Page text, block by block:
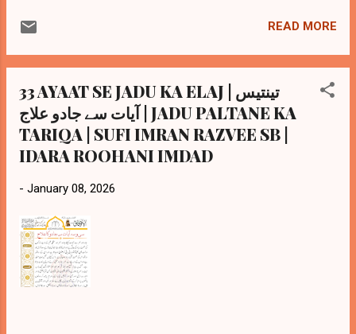
READ MORE
33 AYAAT SE JADU KA ELAJ | تینتیس
آیات سے جادو علاج | JADU PALTANE KA
TARIQA | SUFI IMRAN RAZVEE SB |
IDARA ROOHANI IMDAD
- January 08, 2026